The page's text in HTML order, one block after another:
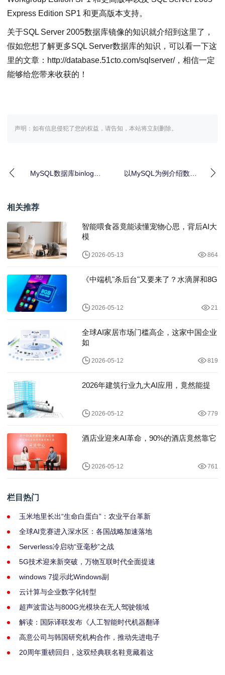
Express Edition SP1 和更高版本支持。
关于SQL Server 2005数据库镜像的知识就介绍到这里了，
假如您想了解更多SQL Server数据库的知识，可以看一下这
里的文章：http://database.51cto.com/sqlserver/，相信一定
能够给您带来收获的！
声明：如有信息侵犯了您的权益，请告知，本站将立刻删除。
MySQL数据库binlog记
以MySQL为例介绍数据
相关推荐
智能喂食器竟能读懂宠物心思，背后AI大
模
2026-05-13 864
《中端机"杀后台"又要来了？水滴屏和8G
2026-05-12 21
全球AI家居市场门槛高企，这家中国企业
如
2026-05-12 819
2026年建筑行业九大AI应用，竟然能提
2026-05-12 779
酒店业迎来AI革命，90%的酒店竟然靠它
2026-05-12 761
栏目热门
玉米地里长出“生命白蛋白”：农业平台革新
全球AI竞赛进入深水区：各国战略加速落地
Serverless冷启动“亚毫秒”之战
5G技术迎来新突破，万物互联时代全面提速
windows 7提示此Windows副
云计算与企业数字化转型
超声波雷达与800G光模块在无人驾驶领域
解读：国际译联发布《人工智能时代机器翻译
高意公司与韩国研究机构合作，推动先进电子
20周年重磅回归，这双经典联名鞋竟藏着这